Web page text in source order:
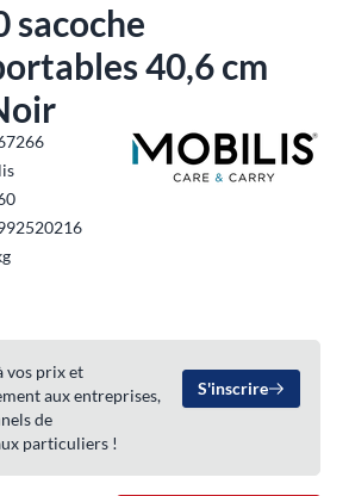
sacoche
40,6 cm
vos prix et
aux entreprises,
de
particuliers !
S'inscrire